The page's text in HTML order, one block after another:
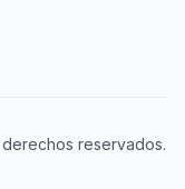
reservados.